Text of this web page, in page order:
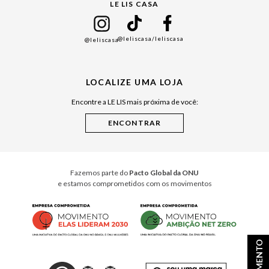
Cuidados Casa
LE LIS CASA
@leliscasa@leliscasa/leliscasa
LOCALIZE UMA LOJA
Encontre a LE LIS mais próxima de você:
Fazemos parte do Pacto Global da ONU
e estamos comprometidos com os movimentos